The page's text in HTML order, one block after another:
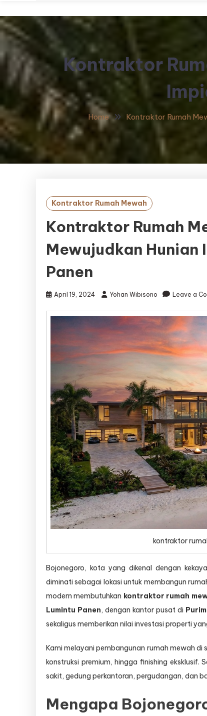
Kontraktor
Home Kontraktor Rumah
Kontraktor Rumah Mewah
Kontraktor Rumah
Mewujudkan Hunian
Panen
April 19, 2024 Yohan Wibisono Leave a
kontraktor
Bojonegoro, kota yang dikenal dengan
diminati sebagai lokasi untuk membangun
modern membutuhkan kontraktor rumah
Lumintu Panen, dengan kantor pusat di
sekaligus memberikan nilai investasi properti
Kami melayani pembangunan rumah mewah di
konstruksi premium, hingga finishing
sakit, gedung perkantoran, pergudangan, dan
Mengapa